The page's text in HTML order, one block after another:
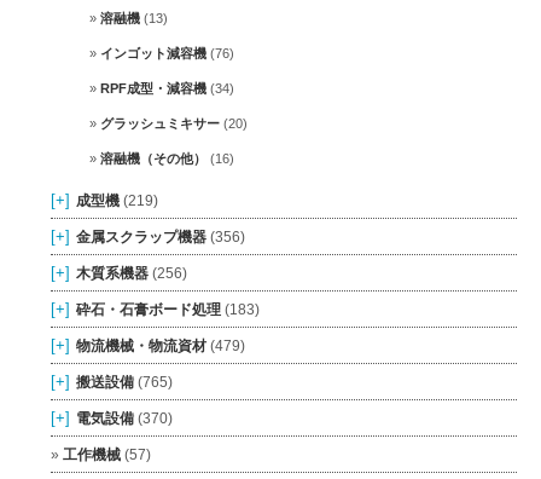
溶融機 (13)
インゴット減容機 (76)
RPF成型・減容機 (34)
グラッシュミキサー (20)
溶融機（その他） (16)
[+] 成型機 (219)
[+] 金属スクラップ機器 (356)
[+] 木質系機器 (256)
[+] 砕石・石膏ボード処理 (183)
[+] 物流機械・物流資材 (479)
[+] 搬送設備 (765)
[+] 電気設備 (370)
工作機械 (57)